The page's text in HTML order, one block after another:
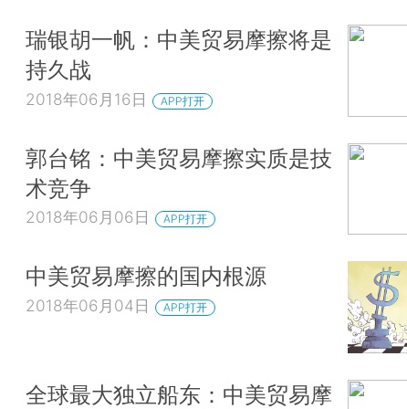
瑞银胡一帆：中美贸易摩擦将是
持久战
2018年06月16日 APP打开
郭台铭：中美贸易摩擦实质是技
术竞争
2018年06月06日 APP打开
中美贸易摩擦的国内根源
2018年06月04日 APP打开
全球最大独立船东：中美贸易摩